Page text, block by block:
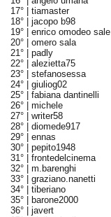
17° | tiamaster
18° | jacopo b98
19° | enrico omodeo sale
20° | omero sala
21° | padly
22° | alezietta75
23° | stefanosessa
24° | giuliog02
25° | fabiana dantinelli
26° | michele
27° | writer58
28° | diomede917
29° | ennas
30° | pepito1948
31° | frontedelcinema
32° | m.barenghi
33° | graziano.nanetti
34° | tiberiano
35° |
barone2000
36° | javert